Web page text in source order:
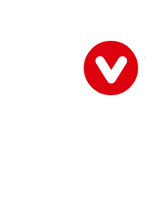
Digitales